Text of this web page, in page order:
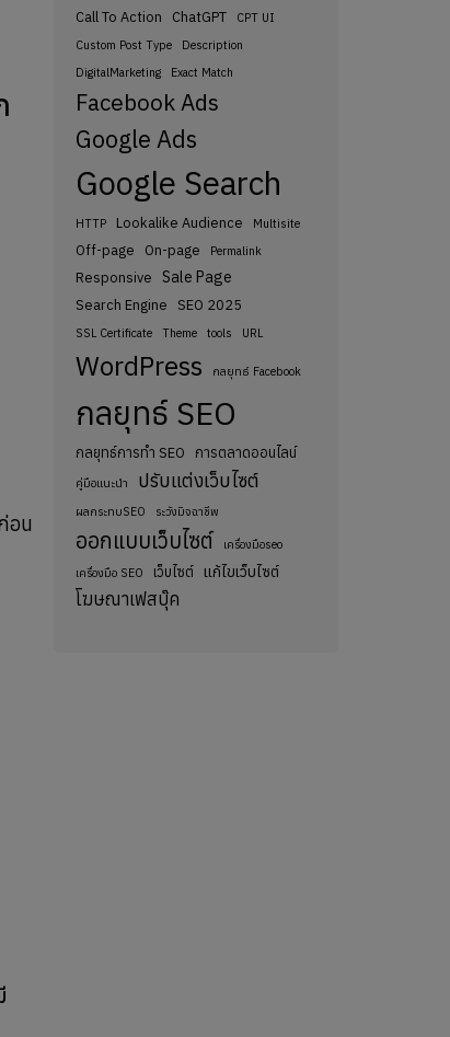
อน
Call To Action ChatGPT
CPT UI
Custom Post Type
Description
DigitalMarketing
Exact Match
Facebook Ads
Google Ads
Google Search
HTTP Lookalike Audience Multisite
Off-page On-page Permalink
Responsive Sale Page
Search Engine SEO 2025
SSL Certificate Theme tools URL
WordPress กลยุทธ์ Facebook
กลยุทธ์ SEO
กลยุทธ์การทำ SEO การตลาดออนไลน์
คู่มือแนะนำ ปรับแต่งเว็บไซต์
ผลกระทบSEO ระวังมิจฉาชีพ
ออกแบบเว็บไซต์
เครื่องมือseo
เครื่องมือ SEO
เว็บไซต์ แก้ไขเว็บไซต์
โฆษณาเฟสบุ๊ค